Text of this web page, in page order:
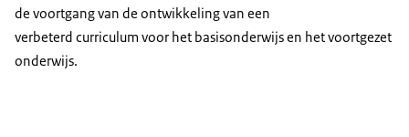
de voortgang van de ontwikkeling van een
verbeterd curriculum voor het basisonderwijs en het voortgezet
onderwijs.